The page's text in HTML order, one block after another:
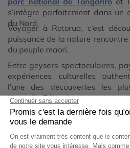
s’intègre parfaitement dans un
du Nord.
Voyager à Rotorua, c’est
puissance de la nature
du peuple maori.
Entre geysers spectaculaires,
expériences culturelles
l’une des découvertes les
Nouvelle-Zélande.
Lire la suite